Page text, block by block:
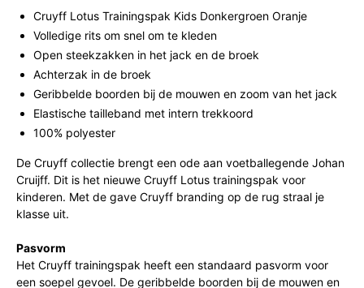
Cruyff Lotus Trainingspak Kids Donkergroen Oranje
Volledige rits om snel om te kleden
Open steekzakken in het jack en de broek
Achterzak in de broek
Geribbelde boorden bij de mouwen en zoom van het jack
Elastische tailleband met intern trekkoord
100% polyester
De Cruyff collectie brengt een ode aan voetballegende Johan
Cruijff. Dit is het nieuwe Cruyff Lotus trainingspak voor
kinderen. Met de gave Cruyff branding op de rug straal je
klasse uit.
Pasvorm
Het Cruyff trainingspak heeft een standaard pasvorm voor
een soepel gevoel. De geribbelde boorden bij de mouwen en